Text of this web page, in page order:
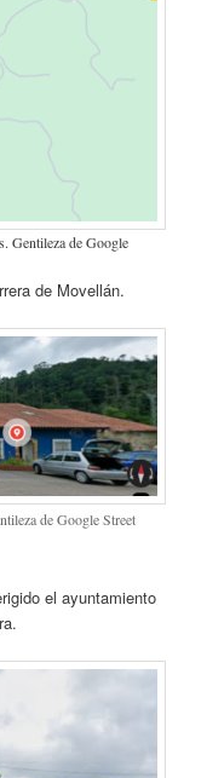
Gentileza de Google
de Movellán.
de Google Street
el ayuntamiento